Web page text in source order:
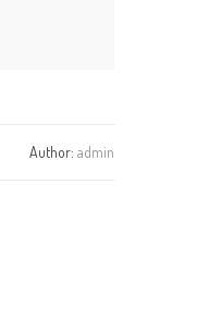
Author: admin